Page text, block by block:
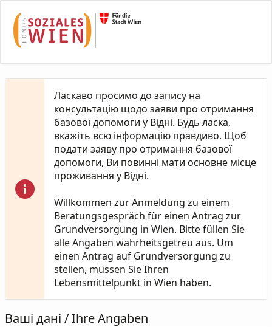
Ласкаво просимо до запису на
консультацію щодо заяви про отримання
базової допомоги у Відні. Будь ласка,
вкажіть всю інформацію правдиво. Щоб
подати заяву про отримання базової
допомоги, Ви повинні мати основне місце
проживання у Відні.
Willkommen zur Anmeldung zu einem
Beratungsgespräch für einen Antrag zur
Grundversorgung in Wien. Bitte füllen Sie
alle Angaben wahrheitsgetreu aus. Um
einen Antrag auf Grundversorgung zu
stellen, müssen Sie Ihren
Lebensmittelpunkt in Wien haben.
Ваші дані / Ihre Angaben